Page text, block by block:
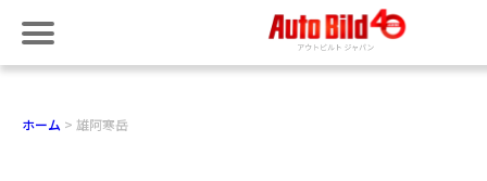
ホーム 雄阿寒岳